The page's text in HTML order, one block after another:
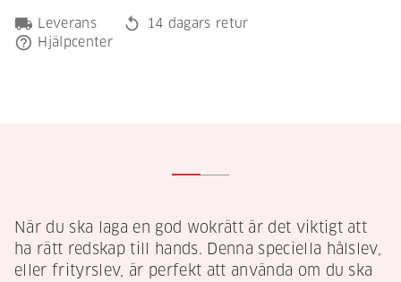
local_shipping Leverans replay 14 dagars retur
help_outline Hjälpcenter
När du ska laga en god wokrätt är det viktigt att
ha rätt redskap till hands. Denna speciella hålslev,
eller frityrslev, är perfekt att använda om du ska